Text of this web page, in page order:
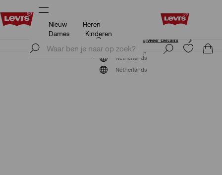
Unidays: Studenten krijgen 20% korting
Meld je nu aan
Netherlands
Nieuw
Heren
Dames
Kinderen
Unidays: Studenten krijgen 20% kortingMeer details
Meld je nu aan
Netherlands